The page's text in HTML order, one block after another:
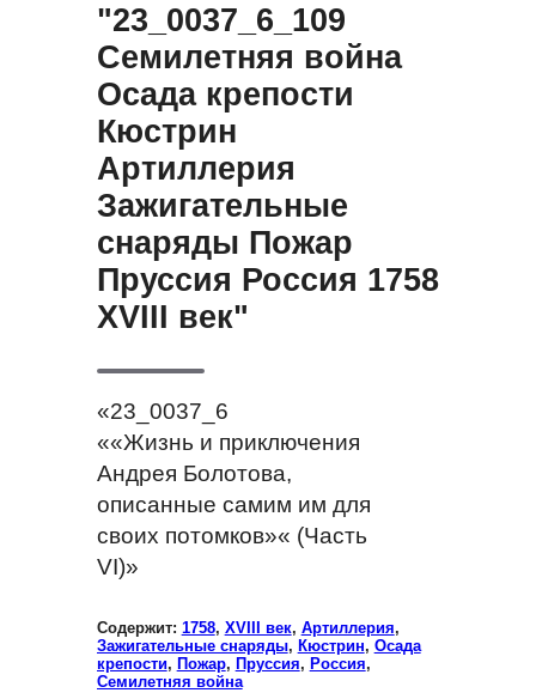
"23_0037_6_109
Семилетняя война
Осада крепости
Кюстрин
Артиллерия
Зажигательные
снаряды Пожар
Пруссия Россия 1758
XVIII век"
«23_0037_6
««Жизнь и приключения
Андрея Болотова,
описанные самим им для
своих потомков»« (Часть
VI)»
Содержит: 1758, XVIII век, Артиллерия,
Зажигательные снаряды, Кюстрин, Осада
крепости, Пожар, Пруссия, Россия,
Семилетняя война